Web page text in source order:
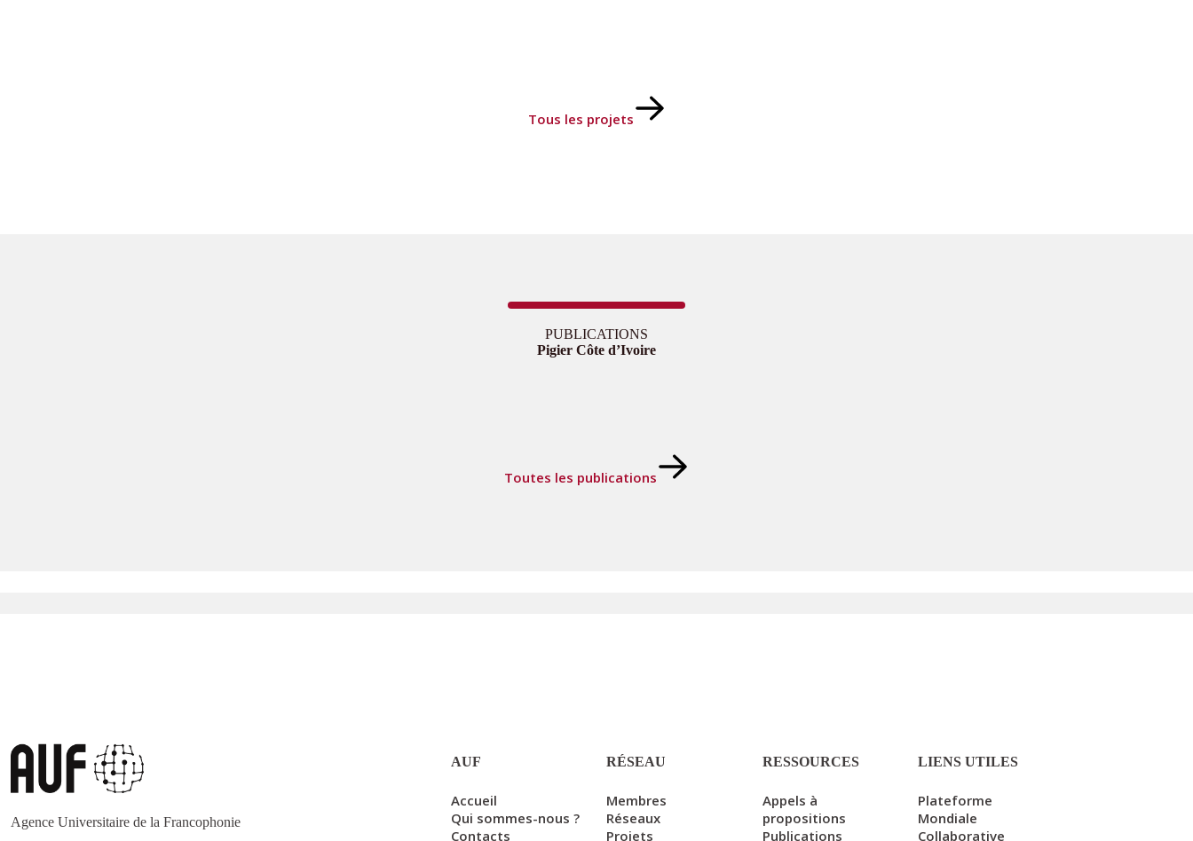
Tous les projets
PUBLICATIONS
Pigier Côte d’Ivoire
Toutes les publications
Agence Universitaire de la Francophonie
AUF
Accueil
Qui sommes-nous ?
Contacts
RÉSEAU
Membres
Réseaux
Projets
RESSOURCES
Appels à
propositions
Publications
LIENS UTILES
Plateforme
Mondiale
Collaborative